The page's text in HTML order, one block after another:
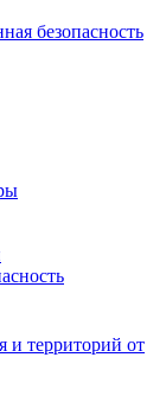
безопасность
и территорий от